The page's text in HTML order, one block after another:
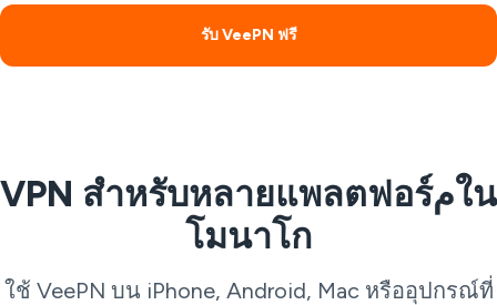
รับ VeePN ฟรี
VPN สำหรับหลายแพลตฟอร์مใน
โมนาโก
ใช้ VeePN บน iPhone, Android, Mac หรืออุปกรณ์ที่